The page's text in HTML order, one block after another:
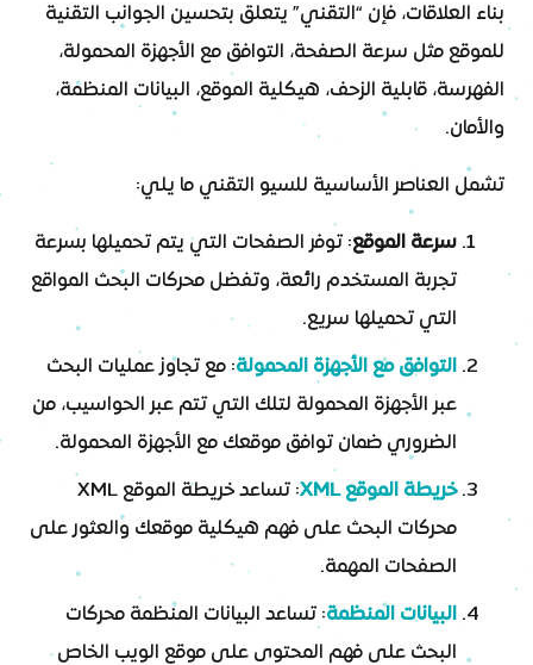
بناء العلاقات، فإن “التقني” يتعلق بتحسين الجوانب التقنية
للموقع مثل سرعة الصفحة، التوافق مع الأجهزة المحمولة،
الفهرسة، قابلية الزحف، هيكلية الموقع، البيانات المنظمة،
والأمان.
تشمل العناصر الأساسية للسيو التقني ما يلي:
سرعة الموقع: توفر الصفحات التي يتم تحميلها بسرعة
تجربة المستخدم رائعة، وتفضل محركات البحث المواقع
التي تحميلها سريع.
التوافق مع الأجهزة المحمولة: مع تجاوز عمليات البحث
عبر الأجهزة المحمولة لتلك التي تتم عبر الحواسيب، من
الضروري ضمان توافق موقعك مع الأجهزة المحمولة.
خريطة الموقع XML
: تساعد خريطة الموقع XML
محركات البحث على فهم هيكلية موقعك والعثور على
الصفحات المهمة.
البيانات المنظمة: تساعد البيانات المنظمة محركات
البحث على فهم المحتوى على موقع الويب الخاص